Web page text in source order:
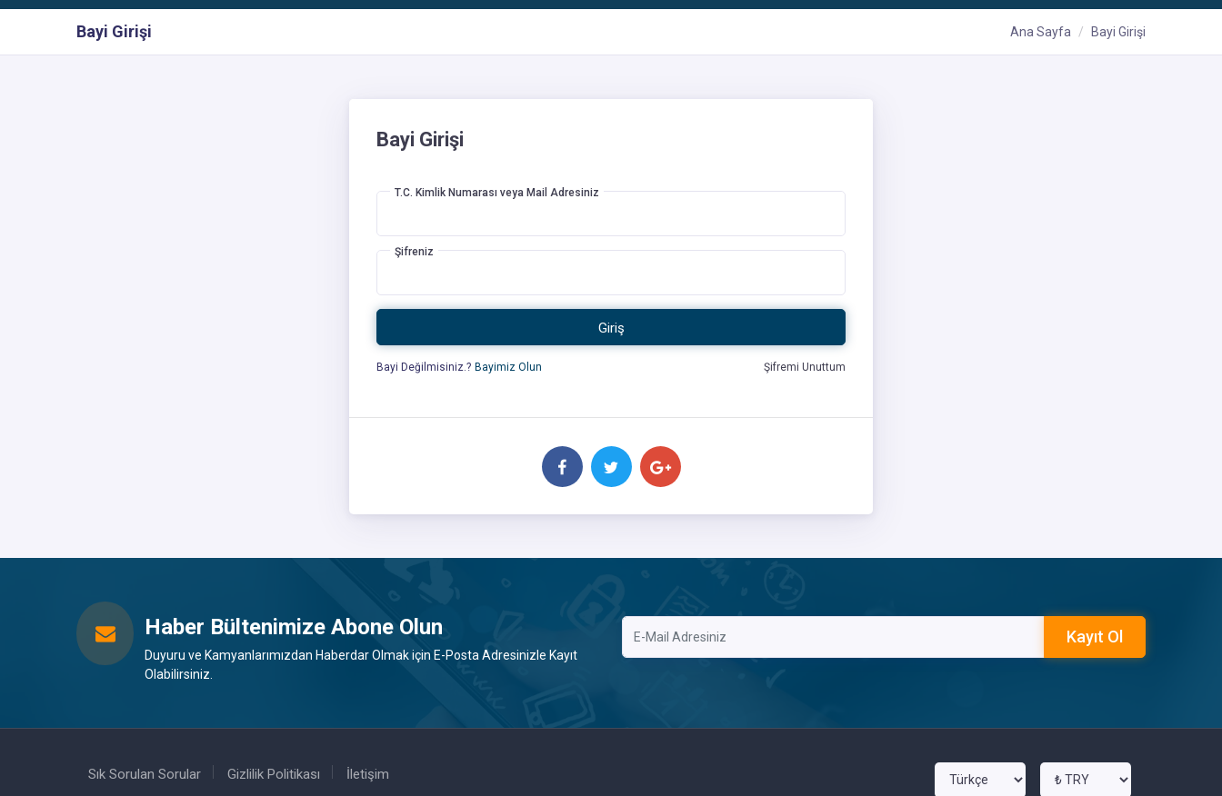
Bayi Girişi Ana Sayfa Bayi Girişi
Bayi Girişi
T.C. Kimlik Numarası veya Mail Adresiniz
Şifreniz
Giriş
Bayi Değilmisiniz.? Bayimiz Olun Şifremi Unuttum
Haber Bültenimize Abone Olun
Duyuru ve Kamyanlarımızdan Haberdar Olmak için E-Posta Adresinizle Kayıt
Olabilirsiniz.
Kayıt Ol
Sık Sorulan Sorular Gizlilik Politikası İletişim